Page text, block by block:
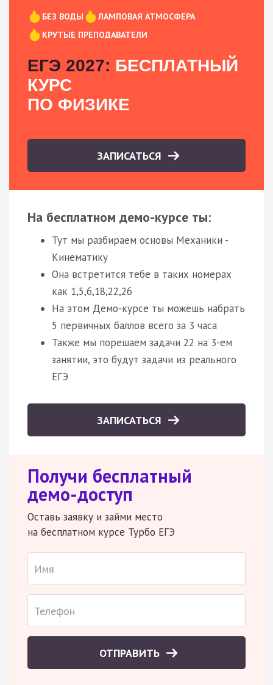
БЕЗ ВОДЫ
ЛАМПОВАЯ АТМОСФЕРА
КРУТЫЕ ПРЕПОДАВАТЕЛИ
ЕГЭ 2027: БЕСПЛАТНЫЙ
КУРС
ПО ФИЗИКЕ
ЗАПИСАТЬСЯ
На бесплатном демо-курсе ты:
Тут мы разбираем основы Механики -
Кинематику
Она встретится тебе в таких номерах
как 1,5,6,18,22,26
На этом Демо-курсе ты можешь набрать
5 первичных баллов всего за 3 часа
Также мы порешаем задачи 22 на 3-ем
занятии, это будут задачи из реального
ЕГЭ
ЗАПИСАТЬСЯ
Получи бесплатный
демо-доступ
Оставь заявку и займи место
на бесплатном курсе Турбо ЕГЭ
ОТПРАВИТЬ